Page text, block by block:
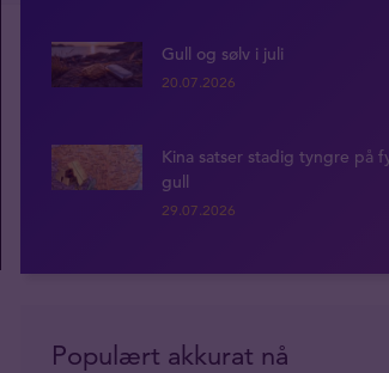
Gull og sølv i juli
20.07.2026
Kina satser stadig tyngre på
gull
29.07.2026
Populært akkurat nå